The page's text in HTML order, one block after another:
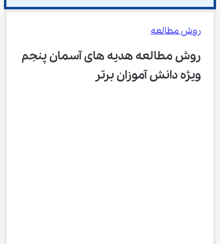
روش مطالعه
روش مطالعه هدیه ‌های آسمان پنجم
ویژه دانش آموزان برتر